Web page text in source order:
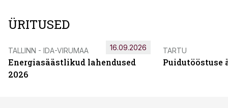
ÜRITUSED
TALLINN - IDA-VIRUMAA
Energiasäästlikud lahendused
2026
16.09.2026 TARTU
Puidutööstuse